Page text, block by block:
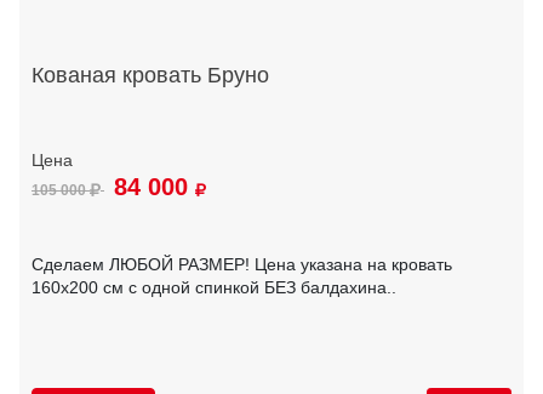
Кованая кровать Бруно
105 000 84 000
Сделаем ЛЮБОЙ РАЗМЕР! Цена указана на кровать
160х200 см с одной спинкой БЕЗ балдахина..